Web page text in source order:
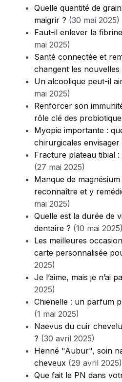
Quelle quantité de
maigrir ? (30 mai 2025)
Faut-il enlever la
mai 2025)
Santé connectée et
changent les nouvelles
Un alcoolique peut-il
mai 2025)
Renforcer son
rôle clé des
Myopie importante :
chirurgicales envisager
Fracture plateau tibial
(27 mai 2025)
Manque de
reconnaître et y
mai 2025)
Quelle est la durée de
dentaire ? (10 mai 2025)
Les meilleures
carte personnalisée
2025)
Je l’aime, mais je n’ai
2025)
Chienelle : un parfum
(1 mai 2025)
Naevus du cuir
? (30 avril 2025)
Henné "Aubur", soin
cheveux (29 avril 2025)
Que fait le PN dans